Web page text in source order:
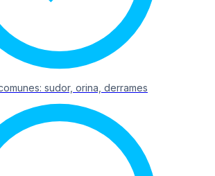
sudor, orina, derrames